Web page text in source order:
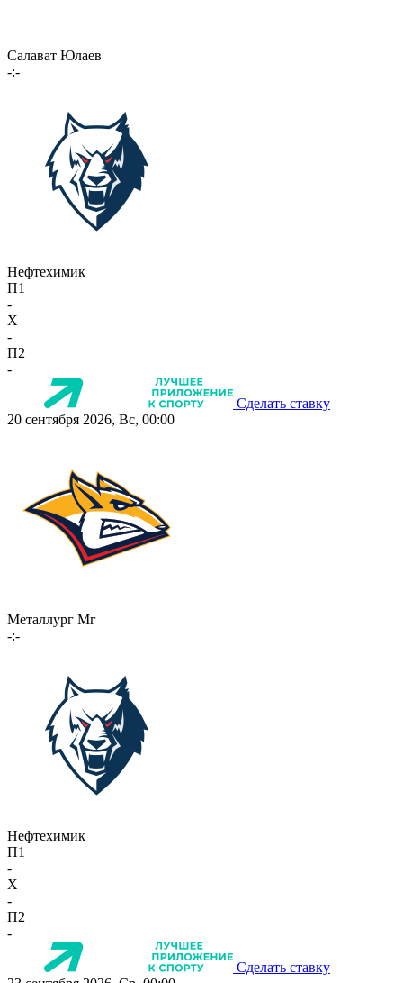
Салават Юлаев
-:-
Нефтехимик
П1
-
X
-
П2
-
Сделать ставку
20 сентября 2026, Вс, 00:00
Металлург Мг
-:-
Нефтехимик
П1
-
X
-
П2
-
Сделать ставку